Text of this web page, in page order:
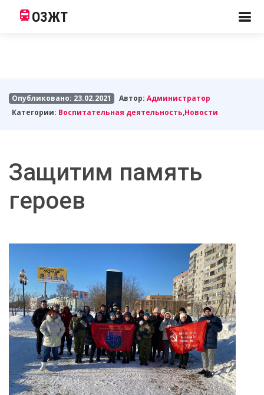
ОЗЖТ
Опубликовано: 23.02.2021 Автор:Администратор
Категории: Воспитательная деятельность,Новости
Защитим память
героев